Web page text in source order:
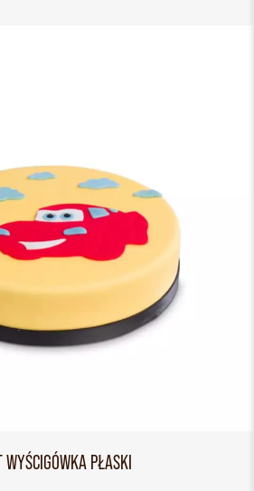
WYŚCIGÓWKA PŁASKI